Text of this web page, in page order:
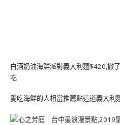
白酒奶油海鮮派對義大利麵$420,撒
吃
愛吃海鮮的人相當推薦點這道義大利